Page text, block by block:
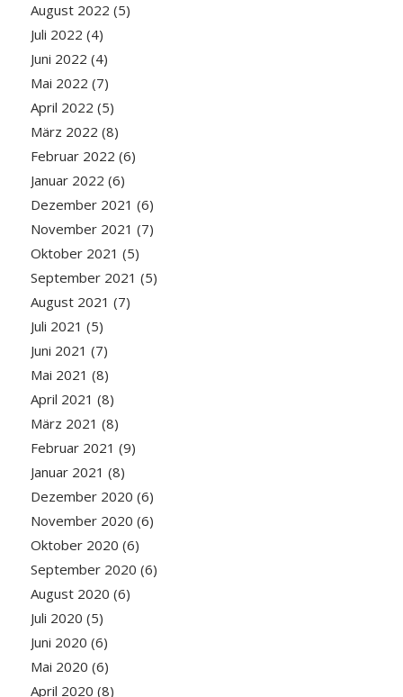
August 2022 (5)
Juli 2022 (4)
Juni 2022 (4)
Mai 2022 (7)
April 2022 (5)
März 2022 (8)
Februar 2022 (6)
Januar 2022 (6)
Dezember 2021 (6)
November 2021 (7)
Oktober 2021 (5)
September 2021 (5)
August 2021 (7)
Juli 2021 (5)
Juni 2021 (7)
Mai 2021 (8)
April 2021 (8)
März 2021 (8)
Februar 2021 (9)
Januar 2021 (8)
Dezember 2020 (6)
November 2020 (6)
Oktober 2020 (6)
September 2020 (6)
August 2020 (6)
Juli 2020 (5)
Juni 2020 (6)
Mai 2020 (6)
April 2020 (8)